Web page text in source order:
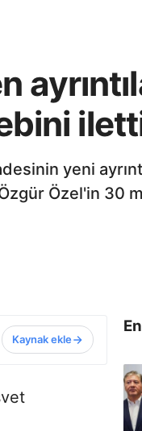
yeni
Özel'in 30
Kaynak ekle